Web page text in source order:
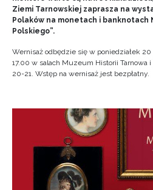
Ziemi Tarnowskiej zaprasza na
Polaków na monetach i banknotach
Polskiego”.
Wernisaż odbędzie się w poniedziałek
17.00 w salach Muzeum Historii Tarnowa
20-21. Wstęp na wernisaż jest bezpłatny.